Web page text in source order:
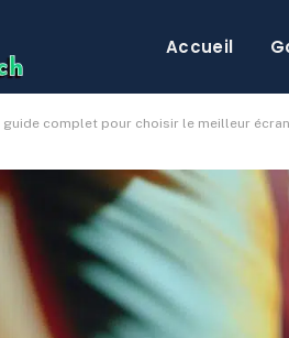
Accueil
guide complet pour choisir le meilleur